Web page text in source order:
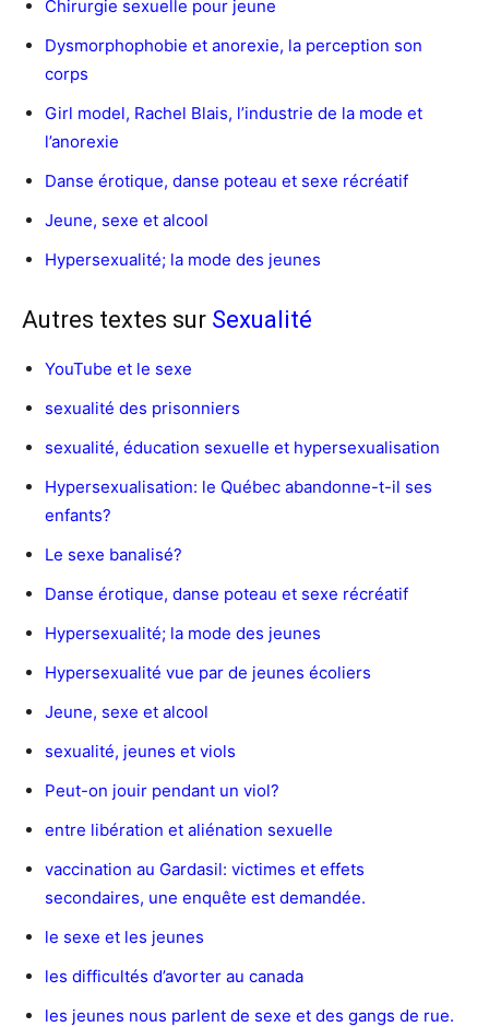
Chirurgie sexuelle pour jeune
Dysmorphophobie et anorexie, la perception son
corps
Girl model, Rachel Blais, l’industrie de la mode et
l’anorexie
Danse érotique, danse poteau et sexe récréatif
Jeune, sexe et alcool
Hypersexualité; la mode des jeunes
Autres textes sur Sexualité
YouTube et le sexe
sexualité des prisonniers
sexualité, éducation sexuelle et hypersexualisation
Hypersexualisation: le Québec abandonne-t-il ses
enfants?
Le sexe banalisé?
Danse érotique, danse poteau et sexe récréatif
Hypersexualité; la mode des jeunes
Hypersexualité vue par de jeunes écoliers
Jeune, sexe et alcool
sexualité, jeunes et viols
Peut-on jouir pendant un viol?
entre libération et aliénation sexuelle
vaccination au Gardasil: victimes et effets
secondaires, une enquête est demandée.
le sexe et les jeunes
les difficultés d’avorter au canada
les jeunes nous parlent de sexe et des gangs de rue.